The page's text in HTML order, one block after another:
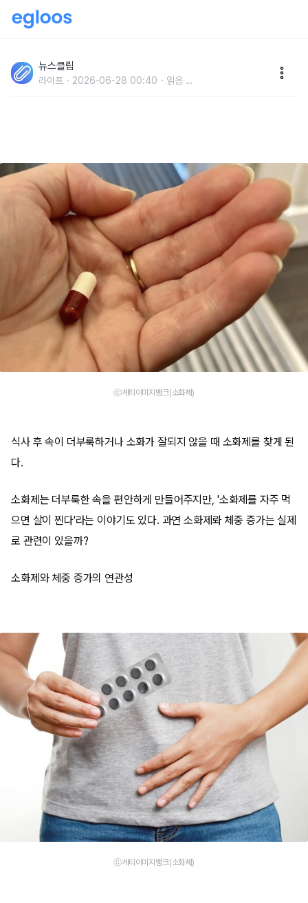
제 많이 먹으면 살 찐다는 이야기의 '진짜 정답'
뉴스클립
라이프 2026-06-28 00:40 읽음 ...
ⓒ게티이미지뱅크(소화제)
식사 후 속이 더부룩하거나 소화가 잘되지 않을 때 소화제를 찾게 된
다.
소화제는 더부룩한 속을 편안하게 만들어주지만, '소화제를 자주 먹
으면 살이 찐다'라는 이야기도 있다. 과연 소화제롸 체중 증가는 실제
로 관련이 있을까?
소화제와 체중 증가의 연관성
ⓒ게티이미지뱅크(소화제)